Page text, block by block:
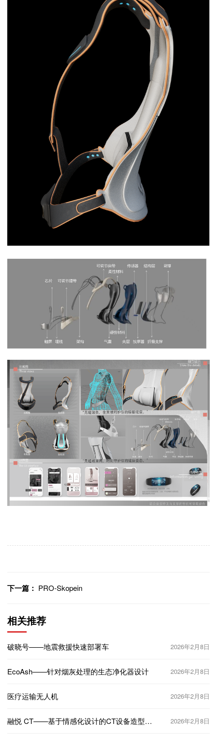
下一篇： PRO-Skopein
相关推荐
破晓号——地震救援快速部署车 2026年2月8日
EcoAsh——针对烟灰处理的生态净化器设计 2026年2月8日
医疗运输无人机 2026年2月8日
融悦 CT——基于情感化设计的CT设备造型设
2026年2月8日